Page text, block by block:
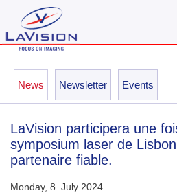
News Newsletter Events
LaVision participera une
symposium laser de
partenaire fiable.
Monday, 8. July 2024